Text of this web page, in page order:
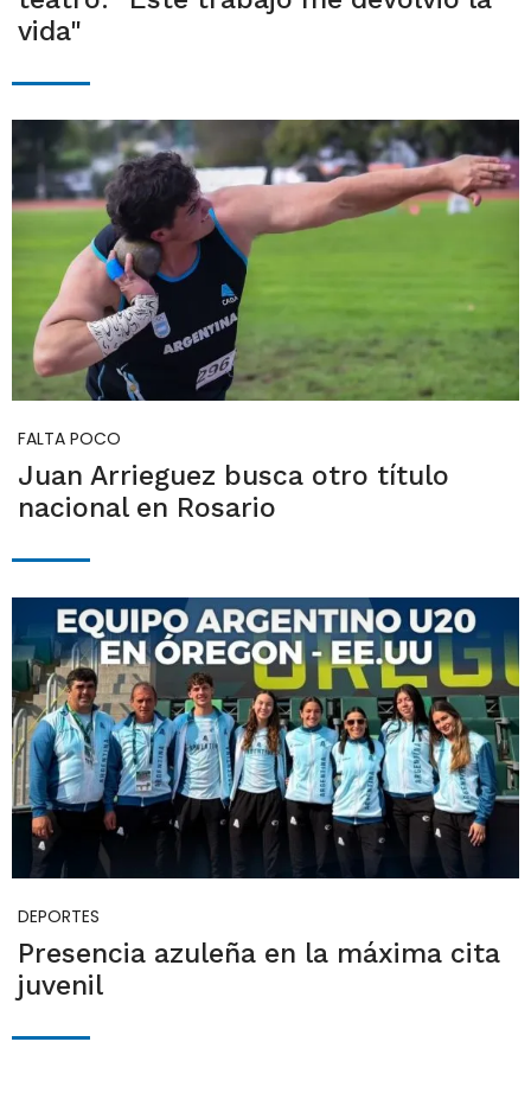
vida"
FALTA POCO
Juan Arrieguez busca otro título
nacional en Rosario
DEPORTES
Presencia azuleña en la máxima cita
juvenil